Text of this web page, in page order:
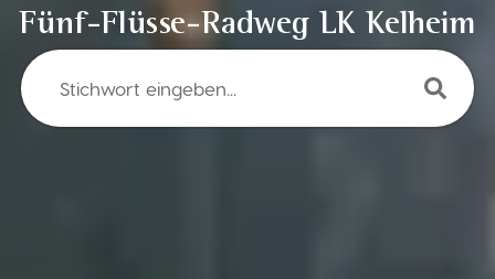
Fünf-Flüsse-Radweg LK Kelheim